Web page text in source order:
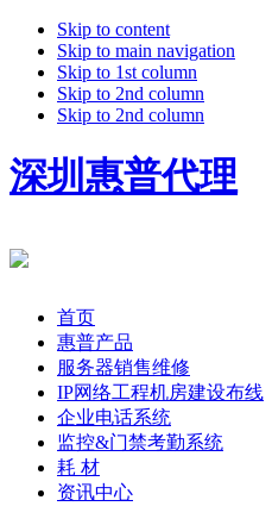
Skip to content
Skip to main navigation
Skip to 1st column
Skip to 2nd column
Skip to 2nd column
深圳惠普代理
首页
惠普产品
服务器销售维修
IP网络工程机房建设布线
企业电话系统
监控&门禁考勤系统
耗 材
资讯中心